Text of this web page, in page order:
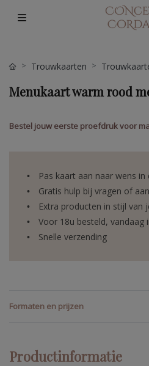
Trouwkaarten
Menukaart warm rood
Bestel jouw eerste proefdruk voor
Pas kaart aan naar wens
Gratis hulp bij vragen of
Extra producten in stijl van
Voor 18u besteld, vandaag
Snelle verzending
Formaten en prijzen
Productinformatie